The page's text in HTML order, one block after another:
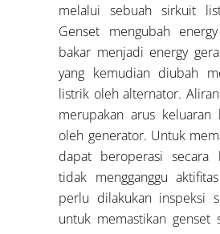
melalui sebuah sirkuit
Genset mengubah
bakar menjadi energy
yang kemudian diubah
listrik oleh alternator.
merupakan arus keluaran
oleh generator. Untuk
dapat beroperasi secara
tidak mengganggu
perlu dilakukan inspeksi
untuk memastikan genset